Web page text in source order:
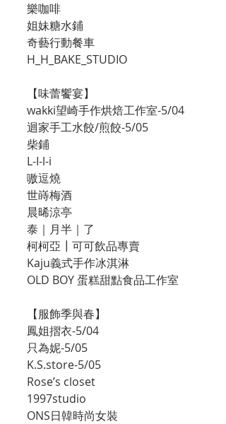
樂咖啡
姐妹糖水鋪
奇藝行動餐車
H_H_BAKE_STUDIO
【味蕾饗宴】
wakki望崎手作烘焙工作室-5/04
迴家手工水餃/煎餃-5/05
柴鋪
L-I-l-i
嗷逗燒
世嵵梅酒
晨晞涼亭
泰｜月半｜了
柯柯亞┃可可飲品專賣
Kaju義式手作冰淇淋
OLD BOY 蛋糕甜點食品工作室
【服飾季與春】
鳳姐摺衣-5/04
只為妮-5/05
K.S.store-5/05
Rose’s closet
1997studio
ONS日韓時尚女裝